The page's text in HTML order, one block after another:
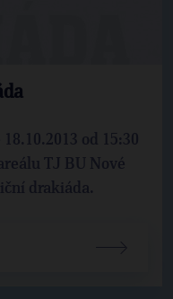
od 15:30
TJ BU Nové
drakiáda.